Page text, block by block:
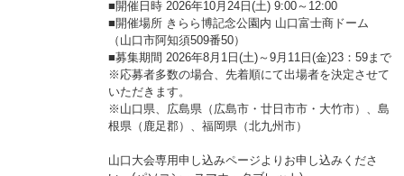
■開催日時 2026年10月24日(土) 9:00～12:00
■開催場所 きらら博記念公園内 山口富士商ドーム
（山口市阿知須509番50）
■募集期間 2026年8月1日(土)～9月11日(金)23：59まで
※応募者多数の場合、先着順にて出場者を決定させて
いただきます。
※山口県、広島県（広島市・廿日市市・大竹市）、島
根県（鹿足郡）、福岡県（北九州市）
山口大会専用申し込みページよりお申し込みくださ